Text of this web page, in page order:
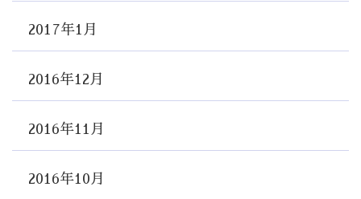
2017年1月
2016年12月
2016年11月
2016年10月